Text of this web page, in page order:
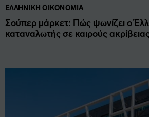
ΕΛΛΗΝΙΚΉ ΟΙΚΟΝΟΜΊΑ
Σούπερ μάρκετ: Πώς ψωνίζει ο
καταναλωτής σε καιρούς